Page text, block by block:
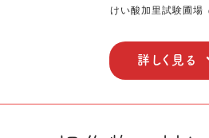
けい酸加里試験圃場
詳しく見る